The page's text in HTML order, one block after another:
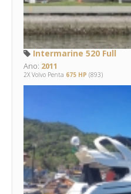
Intermarine 520 Full
Ano: 2011
2X Volvo Penta 675 HP (893)